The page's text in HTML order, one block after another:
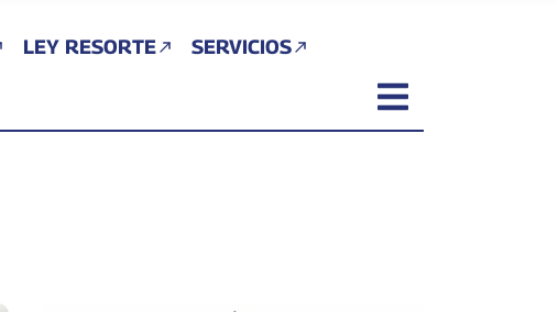
LEY RESORTE SERVICIOS